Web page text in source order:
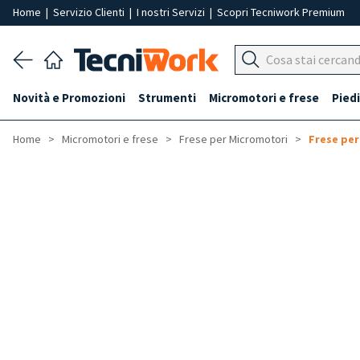
Home | Servizio Clienti | I nostri Servizi | Scopri Tecniwork Premium
Novità e Promozioni Strumenti Micromotori e frese Piedi
Home Micromotori e frese Frese per Micromotori Frese